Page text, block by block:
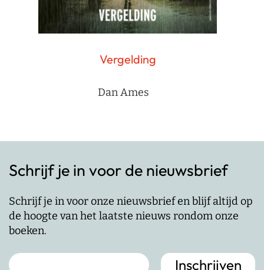
Vergelding
Dan Ames
Schrijf je in voor de nieuwsbrief
Schrijf je in voor onze nieuwsbrief en blijf altijd op
de hoogte van het laatste nieuws rondom onze
boeken.